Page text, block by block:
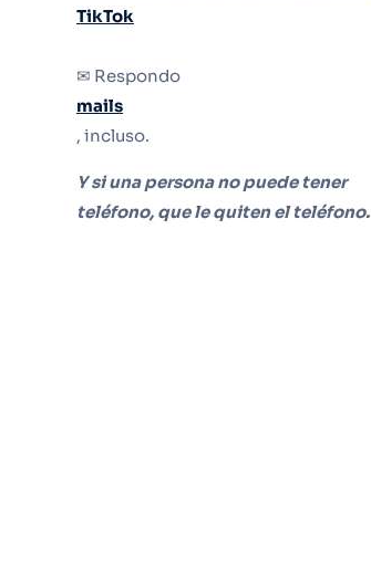
TikTok
✉ Respondo
mails
, incluso.
Y si una persona no puede tener
teléfono, que le quiten el teléfono.